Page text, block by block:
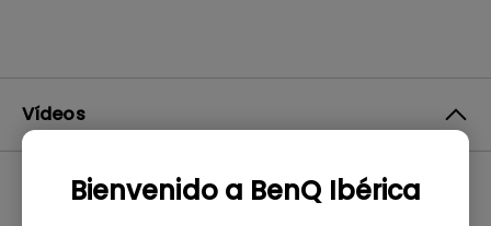
Bienvenido a BenQ Ibérica
Vídeos
Lo más